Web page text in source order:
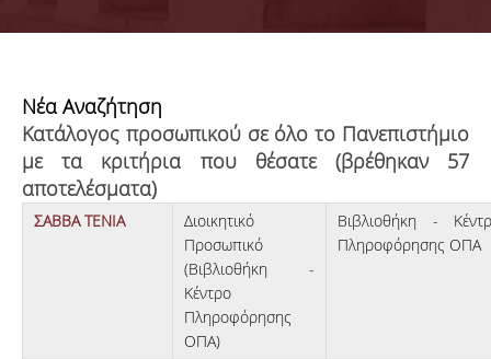
Νέα Αναζήτηση
Κατάλογος προσωπικού σε όλο το Πανεπιστήμιο
με τα κριτήρια που θέσατε (βρέθηκαν 57
αποτελέσματα)
ΣΑΒΒΑ ΤΕΝΙΑ
Διοικητικό
Προσωπικό
(Βιβλιοθήκη -
Κέντρο
Πληροφόρησης
ΟΠΑ)
Βιβλιοθήκη -
Πληροφόρησης ΟΠΑ